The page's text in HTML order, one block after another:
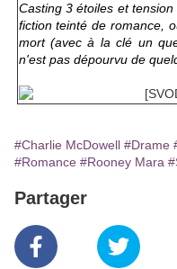
Casting 3 étoiles et
fiction teinté de romance,
mort (avec à la clé un
n'est pas dépourvu de
#Charlie McDowell #Drame
#Romance #Rooney Mara
Partager